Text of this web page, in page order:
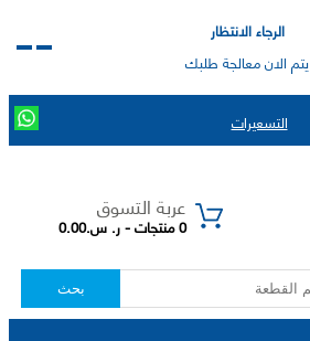
الرجاء الانتظار
يتم الان معالجة طلبك
التسعيرات
عربة التسوق
0 منتجات - ر. س.0.00
بحث